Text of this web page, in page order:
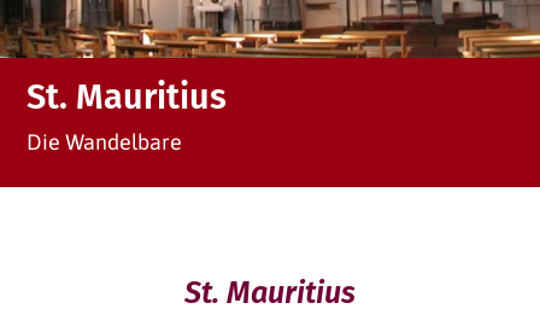
St. Mauritius
Die Wandelbare
St. Mauritius